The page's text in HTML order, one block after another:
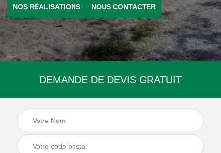
NOS RÉALISATIONS NOUS CONTACTER
DEMANDE DE DEVIS GRATUIT